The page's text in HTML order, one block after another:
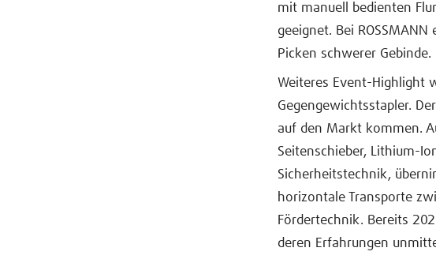
mit manuell bedienten
geeignet. Bei
Picken schwerer Gebinde.
Weiteres Event-Highlight
Gegengewichtsstapler.
auf den Markt kommen.
Seitenschieber, Lithium-
Sicherheitstechnik,
horizontale Transporte
Fördertechnik. Bereits
deren Erfahrungen